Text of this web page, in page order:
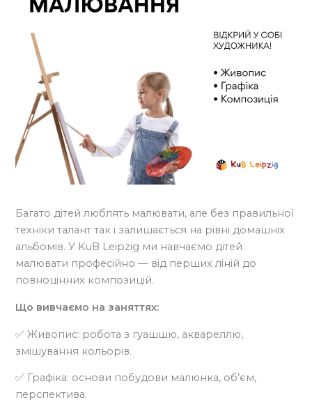
Багато дітей люблять малювати, але без правильної
техніки талант так і залишається на рівні домашніх
альбомів. У KuB Leipzig ми навчаємо дітей
малювати професійно — від перших ліній до
повноцінних композицій.
Що вивчаємо на заняттях:
✅ Живопис: робота з гуашшю, аквареллю,
змішування кольорів.
✅ Графіка: основи побудови малюнка, об’єм,
перспектива.